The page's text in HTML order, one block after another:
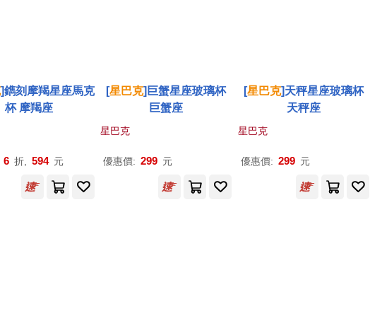
]鐫刻摩羯星座馬克
杯 摩羯座
6 折, 594 元
[星巴克]巨蟹星座玻璃杯
巨蟹座
星巴克
優惠價: 299 元
[星巴克]天秤星座玻璃杯
天秤座
星巴克
優惠價: 299 元